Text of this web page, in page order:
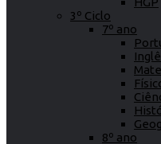
3º Ciclo
7º ano
8º ano